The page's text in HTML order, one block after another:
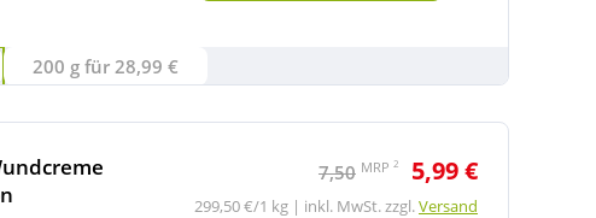
200 g für 28,99 €
7,50 MRP 2 5,99 €
299,50 €/1 kg | inkl. MwSt. zzgl.Versand